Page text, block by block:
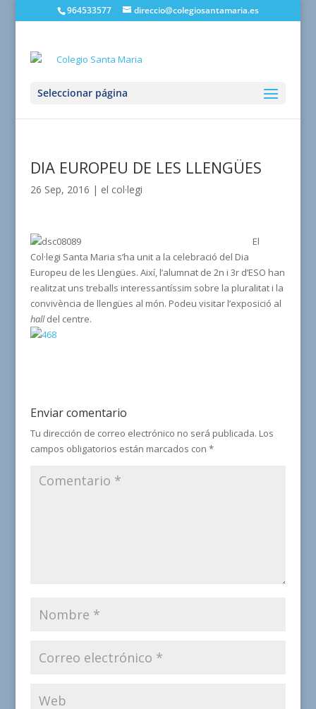
964533577 direccio@colegiosantamaria.es
Seleccionar página
DIA EUROPEU DE LES LLENGÜES
26 Sep, 2016 | el col·legi
El
Col·legi Santa Maria s’ha unit a la celebració del Dia
Europeu de les Llengües. Així, l’alumnat de 2n i 3r d’ESO han
realitzat uns treballs interessantíssim sobre la pluralitat i la
convivència de llengües al món. Podeu visitar l’exposició al
halldel centre.
Enviar comentario
Tu dirección de correo electrónico no será publicada. Los
campos obligatorios están marcados con *